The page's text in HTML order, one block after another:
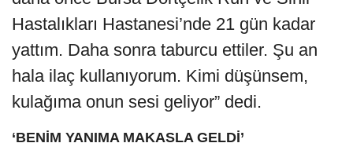
Hastalıkları Hastanesi’nde 21 gün kadar
yattım. Daha sonra taburcu ettiler. Şu an
hala ilaç kullanıyorum. Kimi düşünsem,
kulağıma onun sesi geliyor” dedi.
‘BENİM YANIMA MAKASLA GELDİ’